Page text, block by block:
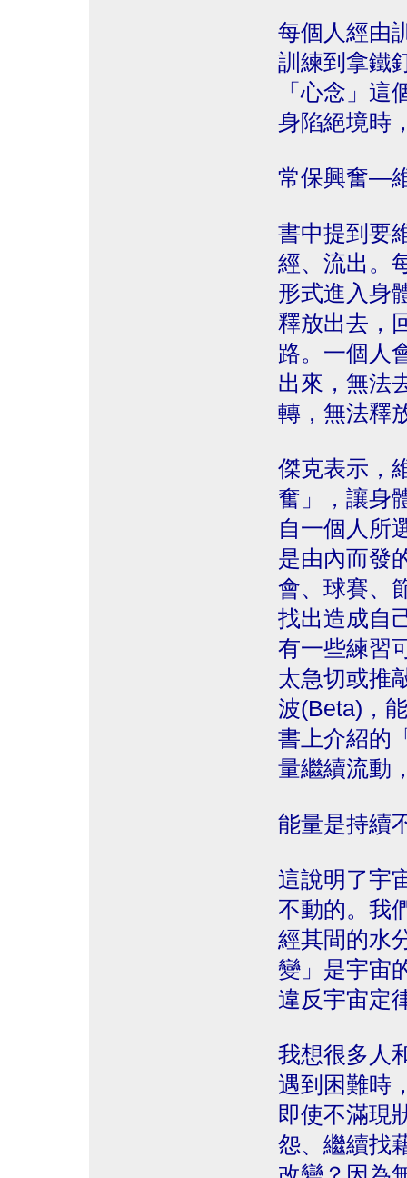
每個人經由
訓練到拿鐵
「心念」
身陷絕境時
常保興奮—
書中提到要
經、流出。
形式進入身
釋放出去，
路。一個人
出來，無法
轉，無法釋
傑克表示，
奮」，讓身
自一個人所
是由內而發
會、球賽、
找出造成自
有一些練習
太急切或推
波(Beta)，
書上介紹的
量繼續流動
能量是持續
這說明了宇
不動的。我
經其間的水
變」是宇宙
違反宇宙定
我想很多人
遇到困難時
即使不滿現
怨、繼續找